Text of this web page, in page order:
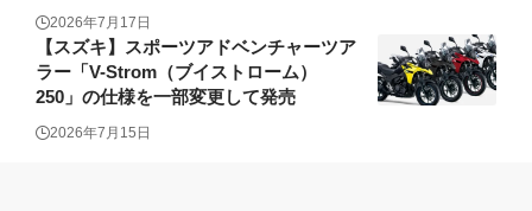
2026年7月17日
【スズキ】スポーツアドベンチャーツア
ラー「V-Strom（ブイストローム）
250」の仕様を一部変更して発売
2026年7月15日